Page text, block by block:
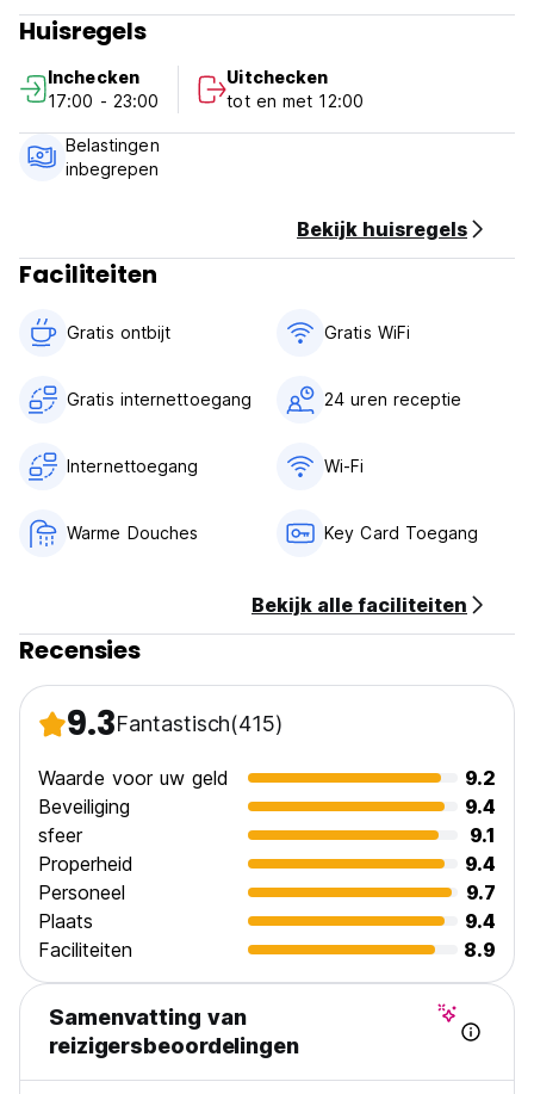
Formosa. Reserveren. (Auto-translated from original
language)
Huisregels
Inchecken
17:00 - 23:00
Uitchecken
tot en met 12:00
Belastingen
inbegrepen
Bekijk huisregels
Faciliteiten
Gratis ontbijt‎ Gratis WiFi
Gratis internettoegang 24 uren receptie
Internettoegang Wi-Fi
Warme Douches Key Card Toegang
Bekijk alle faciliteiten
Recensies
9.3Fantastisch(415)
Waarde voor uw geld
9.2
Beveiliging
9.4
sfeer
9.1
Properheid
9.4
Personeel
9.7
Plaats
9.4
Faciliteiten
8.9
Samenvatting van
reizigersbeoordelingen